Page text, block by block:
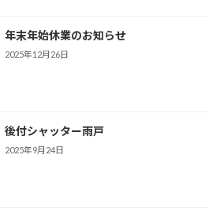
年末年始休業のお知らせ
2025年12月26日
後付シャッター雨戸
2025年9月24日